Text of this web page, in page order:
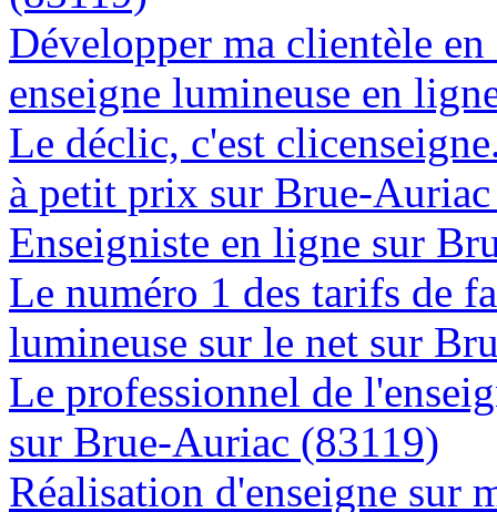
Développer ma clientèle
enseigne lumineuse en
Le déclic, c'est
à petit prix sur Brue-
Enseigniste en ligne sur
Le numéro 1 des tarifs de
lumineuse sur le net sur
Le professionnel de
sur Brue-Auriac (83119)
Réalisation d'enseigne sur